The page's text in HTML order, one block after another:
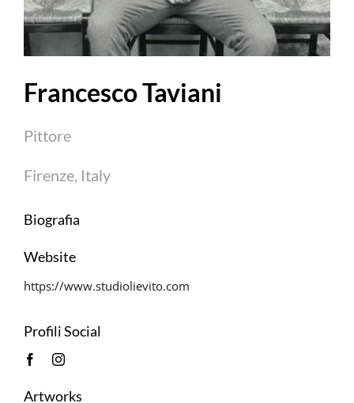
Francesco Taviani
Pittore
Firenze, Italy
Biografia
Website
https://www.studiolievito.com
Profili Social
Artworks